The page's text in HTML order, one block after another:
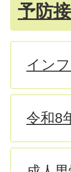
予防
イン
令和8